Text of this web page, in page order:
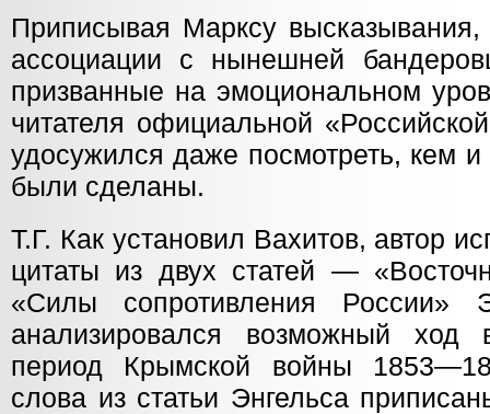
Приписывая Марксу
ассоциации с нынешней
призванные на эмоциональном
читателя официальной
удосужился даже посмотреть, кем
были сделаны.
Т.Г. Как установил Вахитов, автор
цитаты из двух статей —
«Силы сопротивления России»
анализировался возможный ход
период Крымской войны
слова из статьи Энгельса